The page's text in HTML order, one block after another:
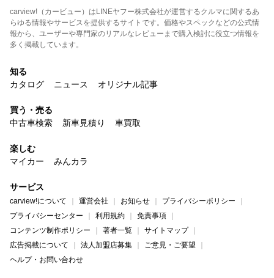
carview!（カービュー）はLINEヤフー株式会社が運営するクルマに関するあ
らゆる情報やサービスを提供するサイトです。価格やスペックなどの公式情
報から、ユーザーや専門家のリアルなレビューまで購入検討に役立つ情報を
多く掲載しています。
知る
カタログ
ニュース オリジナル記事
買う・売る
中古車検索
新車見積り 車買取
楽しむ
マイカー
みんカラ
サービス
carview!について 運営会社 お知らせ
プライバシーポリシー
プライバシーセンター
利用規約
免責事項
コンテンツ制作ポリシー
著者一覧
サイトマップ
広告掲載について
法人加盟店募集
ご意見・ご要望
ヘルプ・お問い合わせ